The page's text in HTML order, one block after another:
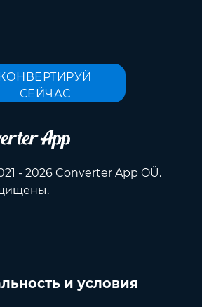
СЕЙЧАС
- 2026 Converter App OÜ.
и условия